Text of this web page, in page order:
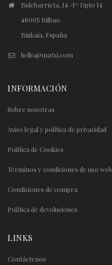
Bidebarrieta, 14 -1º Dpto 14
48005 Bilbao
Bizkaia, España
hello@matxi.com
INFORMACIÓN
Sobre nosotras
Aviso legal y política de privacidad
Política de Cookies
Términos y condiciones de uso web
Condiciones de compra
Política de devoluciones
LINKS
Contáctenos